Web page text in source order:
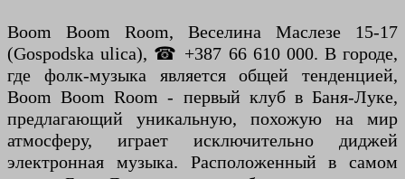
Boom Boom Room, Веселина Маслезе 15-17
(Gospodska ulica), ☎ +387 66 610 000. В городе,
где фолк-музыка является общей тенденцией,
Boom Boom Room - первый клуб в Баня-Луке,
предлагающий уникальную, похожую на мир
атмосферу, играет исключительно диджей
электронная музыка. Расположенный в самом